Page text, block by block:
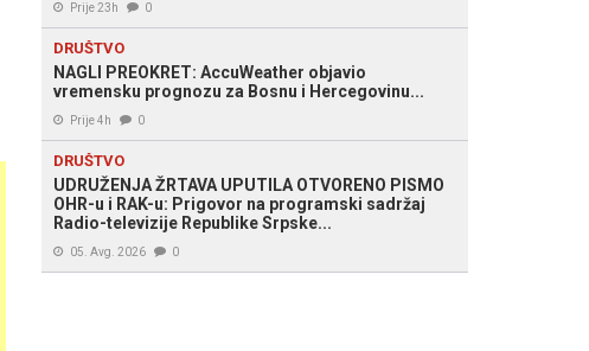
Prije 23h 0
DRUŠTVO
NAGLI PREOKRET: AccuWeather objavio
vremensku prognozu za Bosnu i Hercegovinu...
Prije 4h 0
DRUŠTVO
UDRUŽENJA ŽRTAVA UPUTILA OTVORENO PISMO
OHR-u i RAK-u: Prigovor na programski sadržaj
Radio-televizije Republike Srpske...
05. Avg. 2026 0